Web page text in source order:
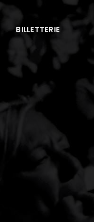
BILLETTERIE